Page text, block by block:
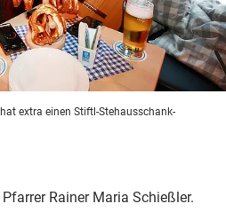
extra einen Stiftl-Stehausschank-
Rainer Maria Schießler.